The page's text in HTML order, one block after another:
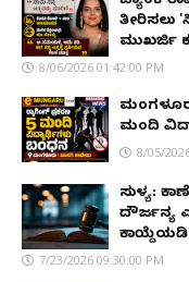
ತೀರಿಸಲು
ಮುಖರ್ಜಿ
8/06/2026 01:42:00 PM
ಮಂದಿ
8/05/
ಸುಳ್ಯ:
ದೌರ್ಜನ್ಯ
7/23/2026 09:30:00 PM